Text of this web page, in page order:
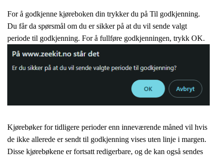
For å godkjenne kjøreboken din trykker du på Til godkjenning.
Du får da spørsmål om du er sikker på at du vil sende valgt
periode til godkjenning. For å fullføre godkjenningen, trykk OK.
Kjørebøker for tidligere perioder enn inneværende måned vil hvis
de ikke allerede er sendt til godkjenning vises uten linje i margen.
Disse kjørebøkene er fortsatt redigerbare, og de kan også sendes